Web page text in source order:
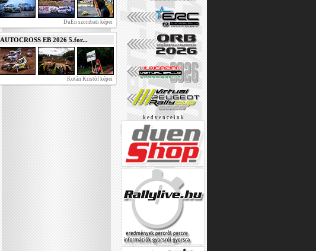
DuEn szombati képei
AUTOCROSS EB 2026 5.for...
Kotán Kristóf képei
k e d v e n c e i n k